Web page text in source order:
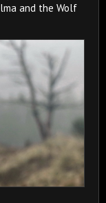
and the Wolf